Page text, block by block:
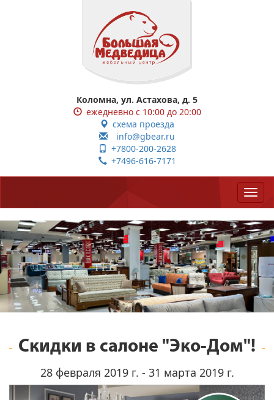
Коломна, ул. Астахова, д. 5
ежедневно с 10:00 до 20:00
схема проезда
info@gbear.ru
+7800-200-2628
+7496-616-7171
Скидки в салоне "Эко-Дом"!
28 февраля 2019 г. - 31 марта 2019 г.